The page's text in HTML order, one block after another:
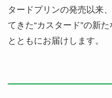
タードプリンの発売以来
てきた“カスタード”の新
とともにお届けします。